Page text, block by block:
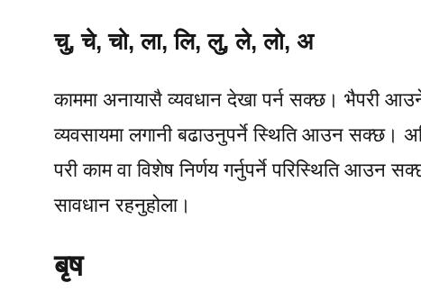
चु, चे, चो, ला, लि, लु, ले, लो, अ
काममा अनायासै व्यवधान देखा पर्न सक्छ। भैपरी
व्यवसायमा लगानी बढाउनुपर्ने स्थिति आउन सक्छ।
परी काम वा विशेष निर्णय गर्नुपर्ने परिस्थिति
सावधान रहनुहोला।
बृष